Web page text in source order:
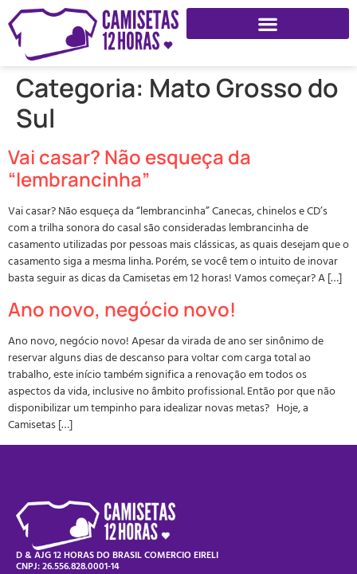
Categoria: Mato Grosso do
Sul
Vai casar? Não esqueça da
“lembrancinha”
Vai casar? Não esqueça da “lembrancinha” Canecas, chinelos e CD’s
com a trilha sonora do casal são consideradas lembrancinha de
casamento utilizadas por pessoas mais clássicas, as quais desejam que o
casamento siga a mesma linha. Porém, se você tem o intuito de inovar
basta seguir as dicas da Camisetas em 12 horas! Vamos começar? A […]
Ano novo, negócio novo!
Ano novo, negócio novo! Apesar da virada de ano ser sinônimo de
reservar alguns dias de descanso para voltar com carga total ao
trabalho, este início também significa a renovação em todos os
aspectos da vida, inclusive no âmbito profissional. Então por que não
disponibilizar um tempinho para idealizar novas metas? Hoje, a
Camisetas […]
D & AJG 12 HORAS DO BRASIL COMERCIO EIRELI
CNPJ: 26.556.828.0001-14